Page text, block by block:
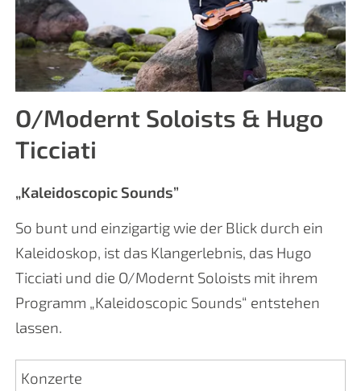
O/Modernt Soloists & Hugo
Ticciati
„Kaleidoscopic Sounds”
So bunt und einzigartig wie der Blick durch ein
Kaleidoskop, ist das Klangerlebnis, das Hugo
Ticciati und die O/Modernt Soloists mit ihrem
Programm „Kaleidoscopic Sounds“ entstehen
lassen.
Konzerte